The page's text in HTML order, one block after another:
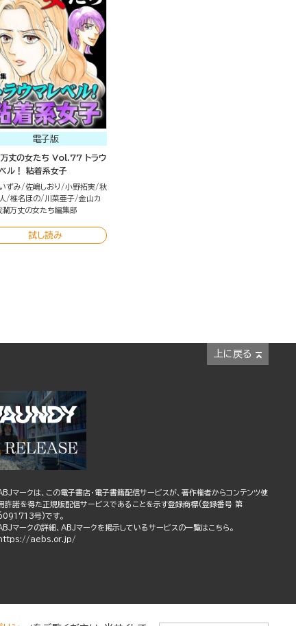
電子版
丈の女たち Vol.77 トラウ
ル！ 粘着系女子
ずみ 佐嶋しおり 小野拓実 秋
椎名ほの 川菜亜子 金山カ
瀾万丈の女たち編集部
試し読み
上に戻る
マークは、この電子書店・電子書籍配信サービスが、著作権者からコンテンツ使
許諾を得た正規版配信サービスであることを示す登録商標(登録番号 第
号)です。
マークの詳細、ABJマークを掲示しているサービスの一覧はこちら。
aebs.or.jp/